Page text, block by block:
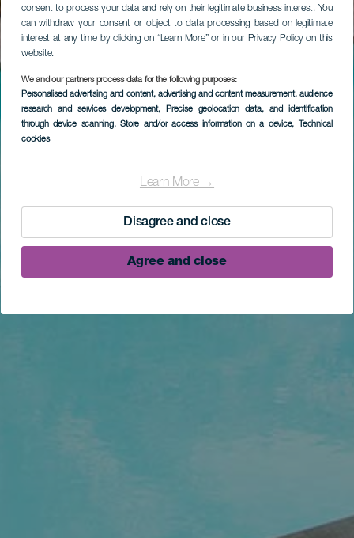
consent to process your data and rely on their legitimate business interest. You
can withdraw your consent or object to data processing based on legitimate
interest at any time by clicking on “Learn More” or in our Privacy Policy on this
website.
We and our partners process data for the following purposes:
Personalised advertising and content, advertising and content measurement, audience
research and services development, Precise geolocation data, and identification
through device scanning, Store and/or access information on a device, Technical
cookies
Learn More →
Disagree and close
Agree and close